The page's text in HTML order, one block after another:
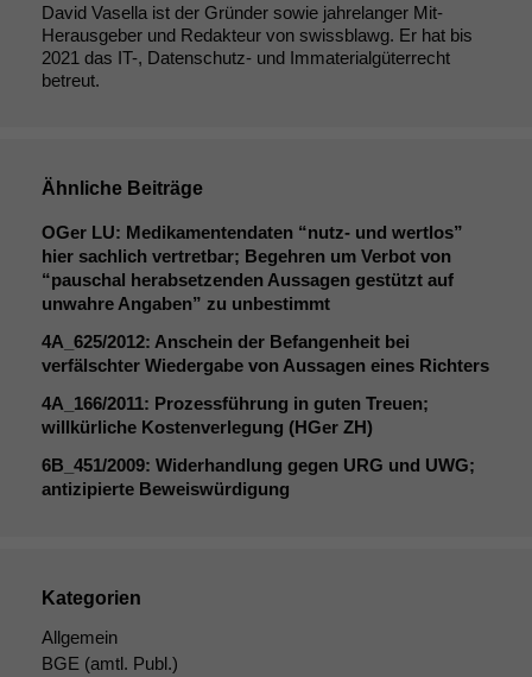
David Vasella ist der Gründer sowie jahrelanger Mit-
Herausgeber und Redakteur von swissblawg. Er hat bis
2021 das IT-, Datenschutz- und Immaterialgüterrecht
betreut.
Ähnliche Beiträge
OGer LU: Medikamentendaten “nutz- und wertlos”
hier sachlich vertretbar; Begehren um Verbot von
“pauschal herabsetzenden Aussagen gestützt auf
unwahre Angaben” zu unbestimmt
4A_625/2012: Anschein der Befangenheit bei
verfälschter Wiedergabe von Aussagen eines Richters
4A_166/2011: Prozessführung in guten Treuen;
willkürliche Kostenverlegung (HGer ZH)
6B_451/2009: Widerhandlung gegen URG und UWG;
antizipierte Beweiswürdigung
Kategorien
Allgemein
BGE (amtl. Publ.)